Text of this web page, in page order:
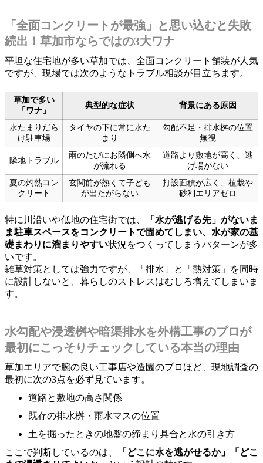
「全面コンクリートが最強」と思い込むと失敗
続出！草加市ならではの3大ワナ
平坦な住宅地が多い草加では、全面コンクリート舗装が人気
ですが、現場では次のようなトラブル相談が目立ちます。
草加で多い
「ワナ」
典型的な症状 背景にある原因
水たまりだら
け駐車場
タイヤの下に常に水た
まり
勾配不足・排水桝の位置
無視
隣地トラブル
雨のたびにお隣側へ水
が流れる
道路より敷地が高く、逃
げ場がない
夏の灼熱コン
クリート
玄関前が熱くて子ども
が出たがらない
打設面積が広く、植栽や
砂利エリアゼロ
特に川沿いや低地の住宅街では、
「水が逃げる先」がないま
ま駐車スペースをコンクリートで固めてしまい、水が家の基
礎まわりに溜まりやすい状況をつくってしまうパターンが多
いです。
雑草対策としては強力ですが、「排水」と「熱対策」を同時
に設計しないと、暮らしのストレスはむしろ増えてしまいま
す。
水勾配や浸透桝や暗渠排水を外構工事のプロが
最初にこっそりチェックしている本当の理由
草加エリアで腕の良い工事店や造園のプロほど、現地調査の
最初に次の3点を必ず見ています。
道路と敷地の高さ関係
既存の排水桝・雨水マスの位置
土を掘ったときの地盤の締まり具合と水の引き方
ここで判断しているのは、
「どこに水を逃がせるか」「どこ